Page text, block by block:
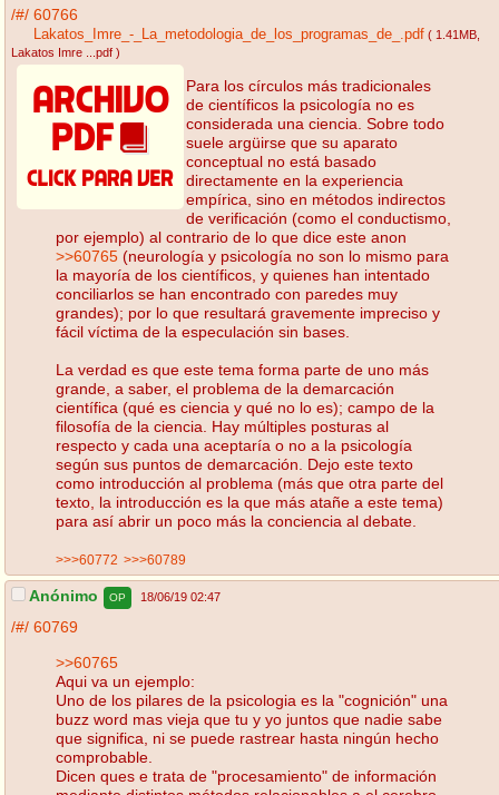
/#/ 60766
Lakatos_Imre_-_La_metodologia_de_los_programas_de_.pdf ( 1.41MB
Lakatos Imre ...pdf )
Para los círculos más tradicionales
de científicos la psicología no es
considerada una ciencia. Sobre todo
suele argüirse que su aparato
conceptual no está basado
directamente en la experiencia
empírica, sino en métodos indirectos
de verificación (como el conductismo,
por ejemplo) al contrario de lo que dice este anon
>>60765 (neurología y psicología no son lo mismo para
la mayoría de los científicos, y quienes han intentado
conciliarlos se han encontrado con paredes muy
grandes); por lo que resultará gravemente impreciso y
fácil víctima de la especulación sin bases.
La verdad es que este tema forma parte de uno más
grande, a saber, el problema de la demarcación
científica (qué es ciencia y qué no lo es); campo de la
filosofía de la ciencia. Hay múltiples posturas al
respecto y cada una aceptaría o no a la psicología
según sus puntos de demarcación. Dejo este texto
como introducción al problema (más que otra parte del
texto, la introducción es la que más atañe a este tema)
para así abrir un poco más la conciencia al debate.
>>>60772 >>>60789
Anónimo OP 18/06/19 02:47
/#/ 60769
>>60765
Aqui va un ejemplo:
Uno de los pilares de la psicologia es la "cognición" una
buzz word mas vieja que tu y yo juntos que nadie sabe
que significa, ni se puede rastrear hasta ningún hecho
comprobable.
Dicen ques e trata de "procesamiento" de información